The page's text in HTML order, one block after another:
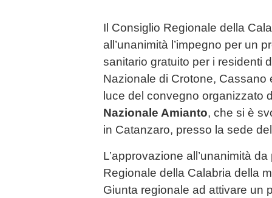
Il Consiglio Regionale della
all’unanimità l’impegno per un
sanitario gratuito per i residenti
Nazionale di Crotone, Cassano
luce del convegno organizzato
Nazionale Amianto, che si è
in Catanzaro, presso la sede
L’approvazione all’unanimità
Regionale della Calabria della
Giunta regionale ad attivare un